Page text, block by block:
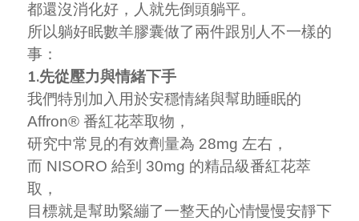
都還沒消化好，人就先倒頭躺平。
所以躺好眠數羊膠囊做了兩件跟別人不一樣的
事：
1.先從壓力與情緒下手
我們特別加入用於安穩情緒與幫助睡眠的
Affron® 番紅花萃取物，
研究中常見的有效劑量為 28mg 左右，
而 NISORO 給到 30mg 的精品級番紅花萃
取，
目標就是幫助緊繃了一整天的心情慢慢安靜下